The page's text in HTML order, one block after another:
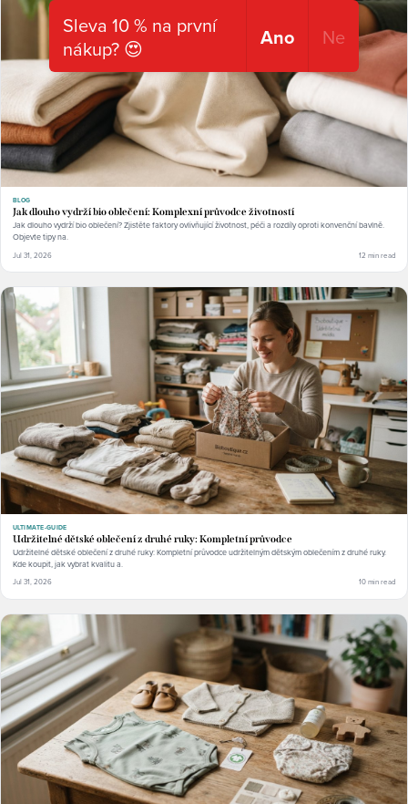
BLOG
Jak dlouho vydrží bio oblečení: Komplexní průvodce životností
Jak dlouho vydrží bio oblečení? Zjistěte faktory ovlivňující životnost, péči a rozdíly oproti konvenční bavlně.
Objevte tipy na.
Jul 31, 2026 12 min read
ULTIMATE-GUIDE
Udržitelné dětské oblečení z druhé ruky: Kompletní průvodce
Udržitelné dětské oblečení z druhé ruky: Kompletní průvodce udržitelným dětským oblečením z druhé ruky.
Kde koupit, jak vybrat kvalitu a.
Jul 31, 2026 10 min read
Sleva 10 % na první
nákup? 😍
Ano Ne